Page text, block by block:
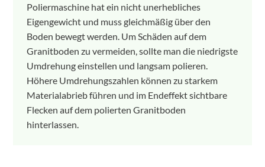
Poliermaschine hat ein nicht unerhebliches
Eigengewicht und muss gleichmäßig über den
Boden bewegt werden. Um Schäden auf dem
Granitboden zu vermeiden, sollte man die niedrigste
Umdrehung einstellen und langsam polieren.
Höhere Umdrehungszahlen können zu starkem
Materialabrieb führen und im Endeffekt sichtbare
Flecken auf dem polierten Granitboden
hinterlassen.